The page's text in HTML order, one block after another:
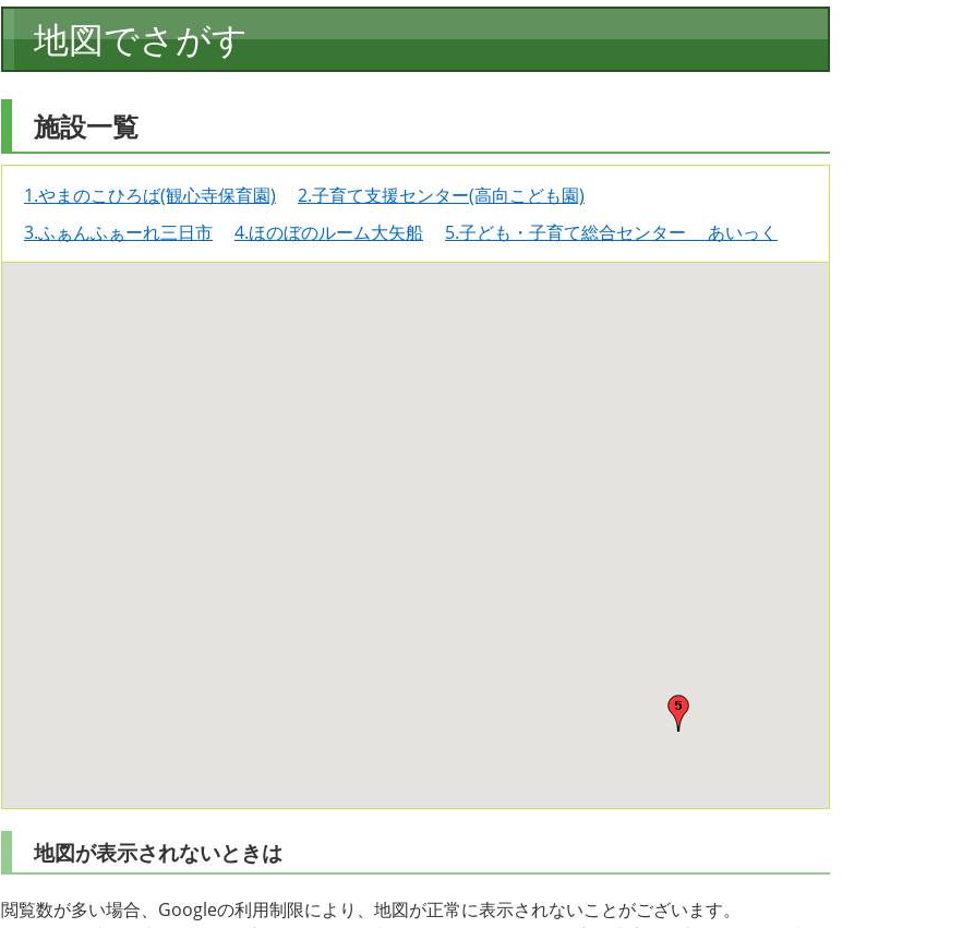
文
地図でさがす
施設一覧
1.やまのこひろば(観心寺保育園)
2.子育て支援センター(高向こども園)
3.ふぁんふぁーれ三日市
4.ほのぼのルーム大矢船 5.子ども・子育て総合センター あいっく
地図が表示されないときは
閲覧数が多い場合、Googleの利用制限により、地図が正常に表示されないことがございます。